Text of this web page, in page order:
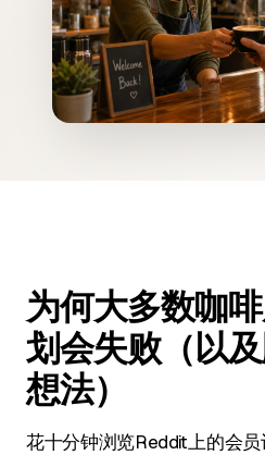
为何大多数咖
划会失败（以
想法）
花十分钟浏览Reddit上的会员